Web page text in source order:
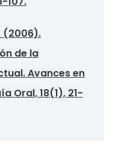
(2006).
de la
Avances en
Oral, 18(1), 21-